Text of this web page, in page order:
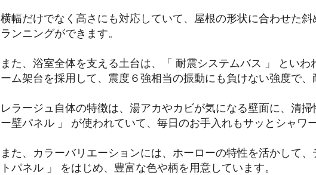
横幅だけでなく高さにも対応していて、屋根の形状に合わせた
ランニングができます。
また、浴室全体を支える土台は、「 耐震システムバス 」 とい
ーム架台を採用して、震度６強相当の振動にも負けない強度で、
レラージュ自体の特徴は、湯アカやカビが気になる壁面に、清
ー壁パネル 」 が使われていて、毎日のお手入れもサッとシャワ
また、カラーバリエーションには、ホーローの特性を活かして
トパネル 」 をはじめ、豊富な色や柄を用意しています。